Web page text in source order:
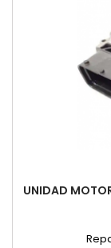
UNIDAD